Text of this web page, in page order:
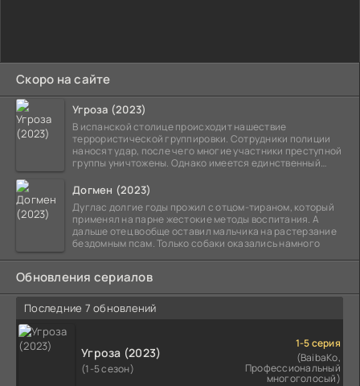
Скоро на сайте
Угроза (2023)
В испанской столице происходит нашествие
террористической группировки. Сотрудники полиции
наносят удар, после чего многие участники преступной
группы уничтожены. Однако имеется единственный
Догмен (2023)
Дуглас долгие годы прожил с отцом-тираном, который
применял на парне жестокие методы воспитания. А
дальше отец вообще оставил мальчика на растерзание
бездомным псам. Только собаки оказались намного
Обновления сериалов
Последние 7 обновлений
Угроза (2023)
(1-5 сезон)
1-5 серия
(BaibaKo,
Профессиональный
многоголосый)